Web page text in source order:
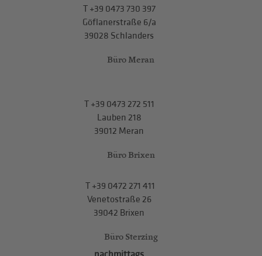
T+39 0473 730 397
Göflanerstraße 6/a
39028 Schlanders
Büro Meran
T+39 0473 272 511
Lauben 218
39012 Meran
Büro Brixen
T+39 0472 271 411
Venetostraße 26
39042 Brixen
Büro Sterzing